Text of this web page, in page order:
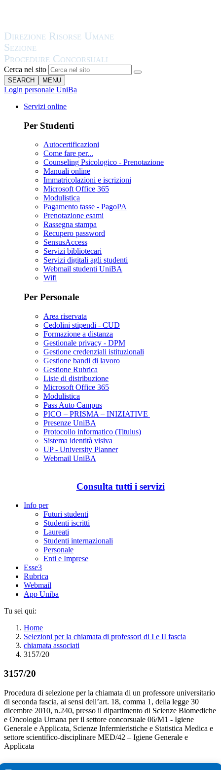
Cerca nel sito
SEARCH MENU
Login personale UniBa
Servizi online
Per Studenti
Autocertificazioni
Come fare per...
Counseling Psicologico - Prenotazione
Manuali online
Immatricolazioni e iscrizioni
Microsoft Office 365
Modulistica
Pagamento tasse - PagoPA
Prenotazione esami
Rassegna stampa
Recupero password
SensusAccess
Servizi bibliotecari
Servizi digitali agli studenti
Webmail studenti UniBA
Wifi
Per Personale
Area riservata
Cedolini stipendi - CUD
Formazione a distanza
Gestionale privacy - DPM
Gestione credenziali istituzionali
Gestione bandi di lavoro
Gestione Rubrica
Liste di distribuzione
Microsoft Office 365
Modulistica
Pass Auto Campus
PICO – PRISMA – INIZIATIVE
Presenze UniBA
Protocollo informatico (Titulus)
Sistema identità visiva
UP - University Planner
Webmail UniBA
Consulta tutti i servizi
Info per
Futuri studenti
Studenti iscritti
Laureati
Studenti internazionali
Personale
Enti e Imprese
Esse3
Rubrica
Webmail
App Uniba
Tu sei qui:
Home
Selezioni per la chiamata di professori di I e II fascia
chiamata associati
3157/20
3157/20
Procedura di selezione per la chiamata di un professore universitario
di seconda fascia, ai sensi dell’art. 18, comma 1, della legge 30
dicembre 2010, n.240, presso il dipartimento di Scienze Biomediche
e Oncologia Umana per il settore concorsuale 06/M1 - Igiene
Generale e Applicata, Scienze Infermieristiche e Statistica Medica e
settore scientifico-disciplinare MED/42 – Igiene Generale e
Applicata